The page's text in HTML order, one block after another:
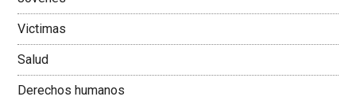
Victimas
Salud
Derechos humanos